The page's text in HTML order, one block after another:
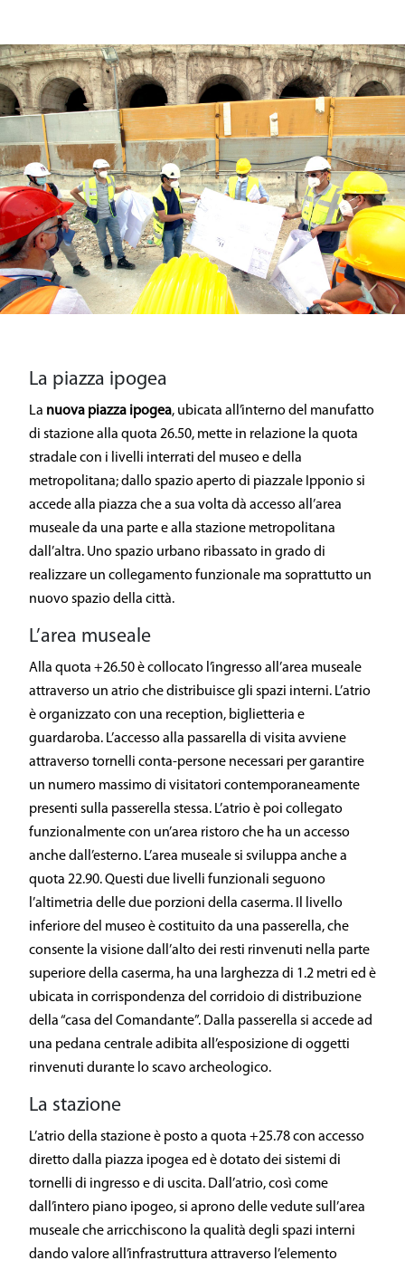
La piazza ipogea
La nuova piazza ipogea, ubicata all’interno del manufatto
di stazione alla quota 26.50, mette in relazione la quota
stradale con i livelli interrati del museo e della
metropolitana; dallo spazio aperto di piazzale Ipponio si
accede alla piazza che a sua volta dà accesso all’area
museale da una parte e alla stazione metropolitana
dall’altra. Uno spazio urbano ribassato in grado di
realizzare un collegamento funzionale ma soprattutto un
nuovo spazio della città.
L’area museale
Alla quota +26.50 è collocato l’ingresso all’area museale
attraverso un atrio che distribuisce gli spazi interni. L’atrio
è organizzato con una reception, biglietteria e
guardaroba. L’accesso alla passarella di visita avviene
attraverso tornelli conta-persone necessari per garantire
un numero massimo di visitatori contemporaneamente
presenti sulla passerella stessa. L’atrio è poi collegato
funzionalmente con un’area ristoro che ha un accesso
anche dall’esterno. L’area museale si sviluppa anche a
quota 22.90. Questi due livelli funzionali seguono
l’altimetria delle due porzioni della caserma. Il livello
inferiore del museo è costituito da una passerella, che
consente la visione dall’alto dei resti rinvenuti nella parte
superiore della caserma, ha una larghezza di 1.2 metri ed è
ubicata in corrispondenza del corridoio di distribuzione
della “casa del Comandante”. Dalla passerella si accede ad
una pedana centrale adibita all’esposizione di oggetti
rinvenuti durante lo scavo archeologico.
La stazione
L’atrio della stazione è posto a quota +25.78 con accesso
diretto dalla piazza ipogea ed è dotato dei sistemi di
tornelli di ingresso e di uscita. Dall’atrio, così come
dall’intero piano ipogeo, si aprono delle vedute sull’area
museale che arricchiscono la qualità degli spazi interni
dando valore all’infrastruttura attraverso l’elemento